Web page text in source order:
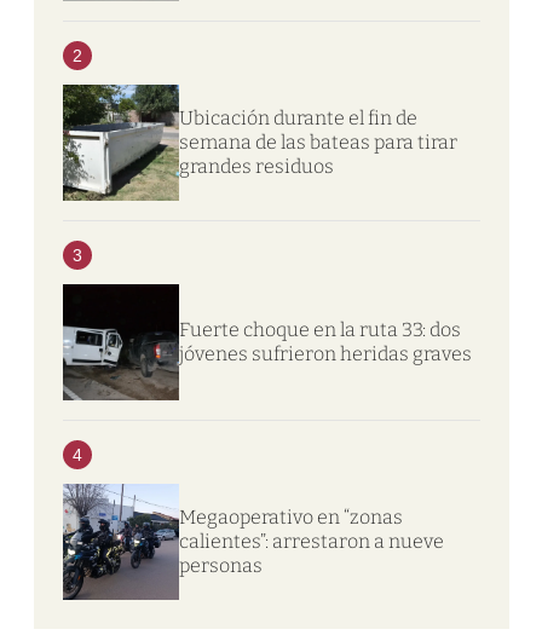
2
Ubicación durante el fin de
semana de las bateas para tirar
grandes residuos
3
Fuerte choque en la ruta 33: dos
jóvenes sufrieron heridas graves
4
Megaoperativo en “zonas
calientes”: arrestaron a nueve
personas